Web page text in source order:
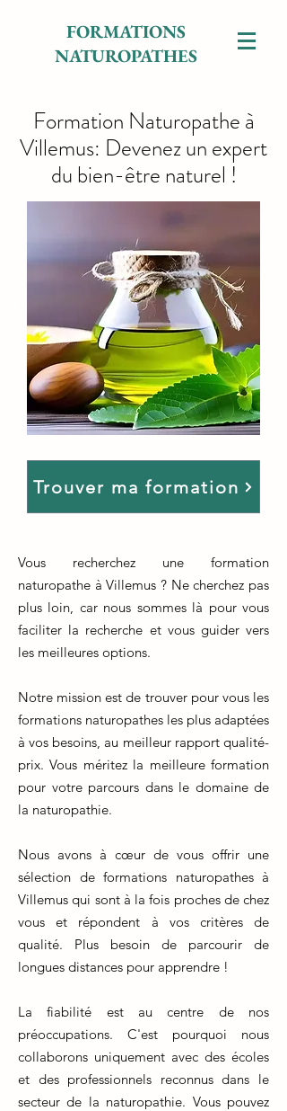
FORMATIONS
NATUROPATHES
Formation Naturopathe à
Villemus: Devenez un expert
du bien-être naturel !
Trouver ma formation
Vous recherchez une formation
naturopathe à Villemus ? Ne cherchez pas
plus loin, car nous sommes là pour vous
faciliter la recherche et vous guider vers
les meilleures options.
Notre mission est de trouver pour vous les
formations naturopathes les plus adaptées
à vos besoins, au meilleur rapport qualité-
prix. Vous méritez la meilleure formation
pour votre parcours dans le domaine de
la naturopathie.
Nous avons à cœur de vous offrir une
sélection de formations naturopathes à
Villemus qui sont à la fois proches de chez
vous et répondent à vos critères de
qualité. Plus besoin de parcourir de
longues distances pour apprendre !
La fiabilité est au centre de nos
préoccupations. C'est pourquoi nous
collaborons uniquement avec des écoles
et des professionnels reconnus dans le
secteur de la naturopathie. Vous pouvez